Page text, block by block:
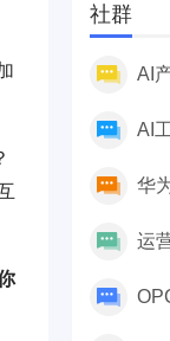
社群
AI
AI
华
运